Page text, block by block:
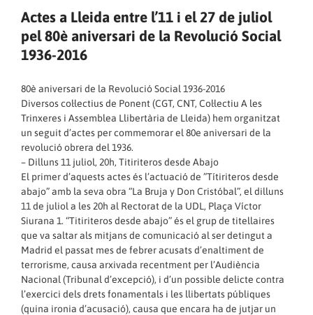
Actes a Lleida entre l’11 i el 27 de juliol
pel 80è aniversari de la Revolució Social
1936-2016
80è aniversari de la Revolució Social 1936-2016
Diversos col·lectius de Ponent (CGT, CNT, Col·lectiu A les
Trinxeres i Assemblea Llibertària de Lleida) hem organitzat
un seguit d’actes per commemorar el 80e aniversari de la
revolució obrera del 1936.
– Dilluns 11 juliol, 20h, Titiriteros desde Abajo
El primer d’aquests actes és l’actuació de ”Títiriteros desde
abajo” amb la seva obra “La Bruja y Don Cristóbal”, el dilluns
11 de juliol a les 20h al Rectorat de la UDL, Plaça Víctor
Siurana 1. “Titiriteros desde abajo” és el grup de titellaires
que va saltar als mitjans de comunicació al ser detingut a
Madrid el passat mes de febrer acusats d’enaltiment de
terrorisme, causa arxivada recentment per l’Audiència
Nacional (Tribunal d’excepció), i d’un possible delicte contra
l’exercici dels drets fonamentals i les llibertats públiques
(quina ironia d’acusació), causa que encara ha de jutjar un